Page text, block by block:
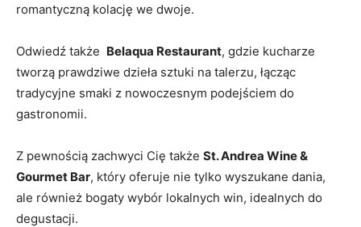
romantyczną kolację we​ dwoje.
Odwiedź także ‍ Belaqua ​Restaurant, gdzie kucharze
tworzą prawdziwe ⁤dzieła ⁤sztuki na talerzu, łącząc
tradycyjne smaki z nowoczesnym podejściem do
gastronomii.
Z pewnością zachwyci Cię‍ także⁢ St. ⁢Andrea Wine &
Gourmet Bar, który oferuje ⁣nie tylko ⁢wyszukane dania,
ale również bogaty wybór lokalnych win, ‌idealnych do
degustacji.